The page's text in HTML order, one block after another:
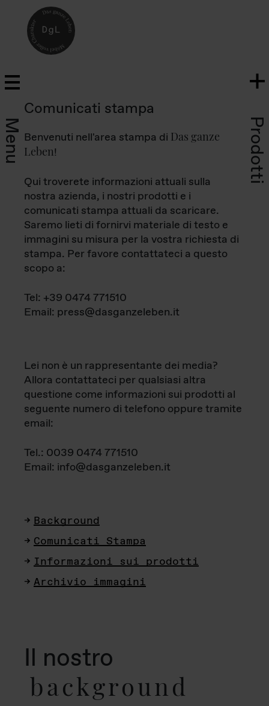
Menu Prodotti
Comunicati stampa
Benvenuti nell'area stampa di Das ganze
Leben!
Qui troverete informazioni attuali sulla
nostra azienda, i nostri prodotti e i
comunicati stampa attuali da scaricare.
Saremo lieti di fornirvi materiale di testo e
immagini su misura per la vostra richiesta di
stampa. Per favore contattateci a questo
scopo a:
Tel: +39 0474 771510
Email: press@dasganzeleben.it
Lei non è un rappresentante dei media?
Allora contattateci per qualsiasi altra
questione come informazioni sui prodotti al
seguente numero di telefono oppure tramite
email:
Tel.: 0039 0474 771510
Email: info@dasganzeleben.it
Background
Comunicati Stampa
Informazioni sui prodotti
Archivio immagini
Il nostro
background